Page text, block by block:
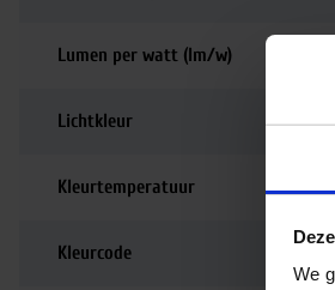
We
Lumen per watt (lm/w)
Lichtkleur
Kleurtemperatuur
Kleurcode